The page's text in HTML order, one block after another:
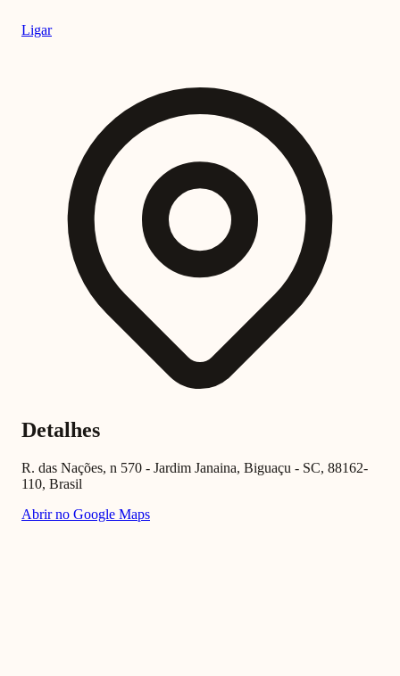
Ligar
Detalhes
R. das Nações, n 570 - Jardim Janaina, Biguaçu - SC, 88162-
110, Brasil
Abrir no Google Maps